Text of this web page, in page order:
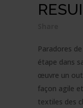
Paradores
étape dans
œuvre un
façon agile
textiles des